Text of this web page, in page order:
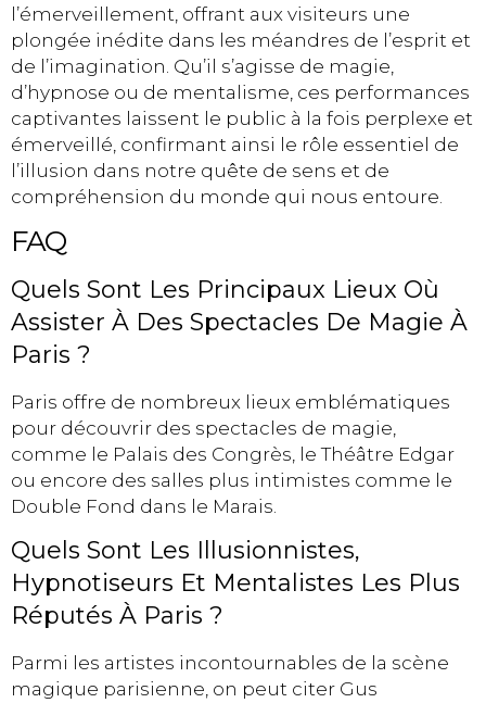
l’émerveillement, offrant aux visiteurs une
plongée inédite dans les méandres de l’esprit et
de l’imagination. Qu’il s’agisse de magie,
d’hypnose ou de mentalisme, ces performances
captivantes laissent le public à la fois perplexe et
émerveillé, confirmant ainsi le rôle essentiel de
l’illusion dans notre quête de sens et de
compréhension du monde qui nous entoure.
FAQ
Quels Sont Les Principaux Lieux Où
Assister À Des Spectacles De Magie À
Paris ?
Paris offre de nombreux lieux emblématiques
pour découvrir des spectacles de magie,
comme le Palais des Congrès, le Théâtre Edgar
ou encore des salles plus intimistes comme le
Double Fond dans le Marais.
Quels Sont Les Illusionnistes,
Hypnotiseurs Et Mentalistes Les Plus
Réputés À Paris ?
Parmi les artistes incontournables de la scène
magique parisienne, on peut citer Gus